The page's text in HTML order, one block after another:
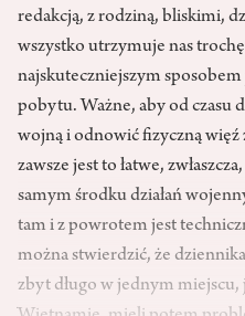
redakcją, z rodziną, bliskimi,
wszystko utrzymuje nas
najskuteczniejszym
pobytu. Ważne, aby od czasu
wojną i odnowić fizyczną więź
zawsze jest to łatwe,
samym środku działań
tam i z powrotem jest
można stwierdzić, że
zbyt długo w jednym miejscu,